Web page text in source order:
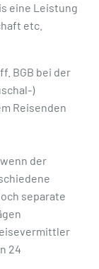
eine Leistung
etc.
BGB bei der
)
Reisenden
der
separate
24